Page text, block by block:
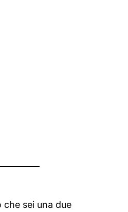
che sei una due